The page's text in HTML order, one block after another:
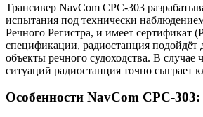
Трансивер NavCom СРС-303
испытания под технически
Речного Регистра, и имеет сертификат
спецификации, радиостанция подойдёт
объекты речного судоходства. В случае
ситуаций радиостанция точно сыграет
Особенности NavCom CPC-303: